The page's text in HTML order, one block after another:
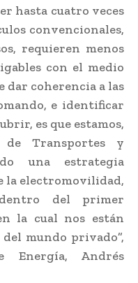
hasta cuatro veces
convencionales,
requieren menos
con el medio
dar coherencia a las
e identificar
es que estamos,
Transportes y
una estrategia
la electromovilidad,
del primer
la cual nos están
mundo privado”,
Andrés